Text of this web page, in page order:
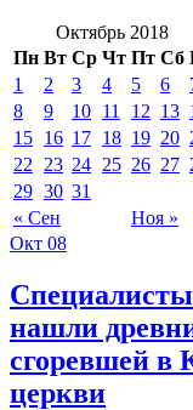
Октябрь 2018
Пн Вт Ср Чт Пт Сб
« Сен Ноя »
1 2 3 4 5 6
8
9 10 11 12 13
15 16 17 18 19 20
22
23 24 25 26 27
29 30 31
Окт 08
Специалисты
нашли
сгоревшей в
церкви